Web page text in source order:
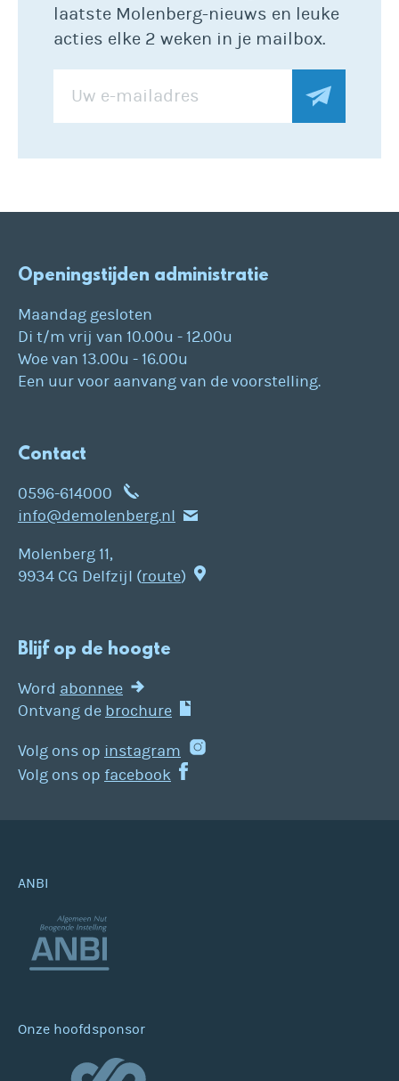
laatste Molenberg-nieuws en leuke
acties elke 2 weken in je mailbox.
Openingstijden administratie
Maandag gesloten
Di t/m vrij van 10.00u - 12.00u
Woe van 13.00u - 16.00u
Een uur voor aanvang van de voorstelling.
Contact
0596-614000
info@demolenberg.nl
Molenberg 11,
9934 CG Delfzijl (route)
Blijf op de hoogte
Word abonnee
Ontvang de brochure
Volg ons op instagram
Volg ons op facebook
ANBI
Onze hoofdsponsor